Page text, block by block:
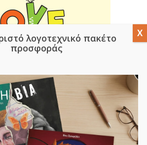
λογοτεχνικό πακέτο
προσφοράς